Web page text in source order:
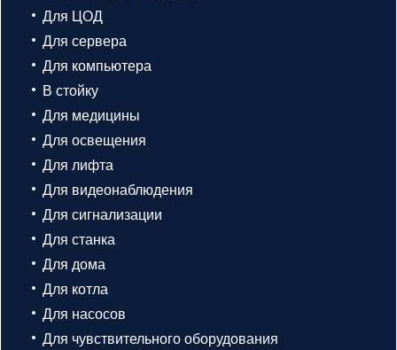
Для ЦОД
Для сервера
Для компьютера
В стойку
Для медицины
Для освещения
Для лифта
Для видеонаблюдения
Для сигнализации
Для станка
Для дома
Для котла
Для насосов
Для чувствительного оборудования